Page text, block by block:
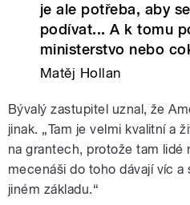
je ale potřeba, aby
podívat... A k tomu
ministerstvo nebo
Matěj Hollan
Bývalý zastupitel uznal, že
jinak. „Tam je velmi kvalitní a
na grantech, protože tam lidé
mecenáši do toho dávají víc
jiném základu.“